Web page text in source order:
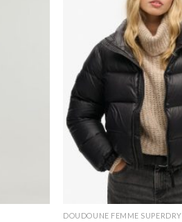
DOUDOUNE FEMME SUPERDRY